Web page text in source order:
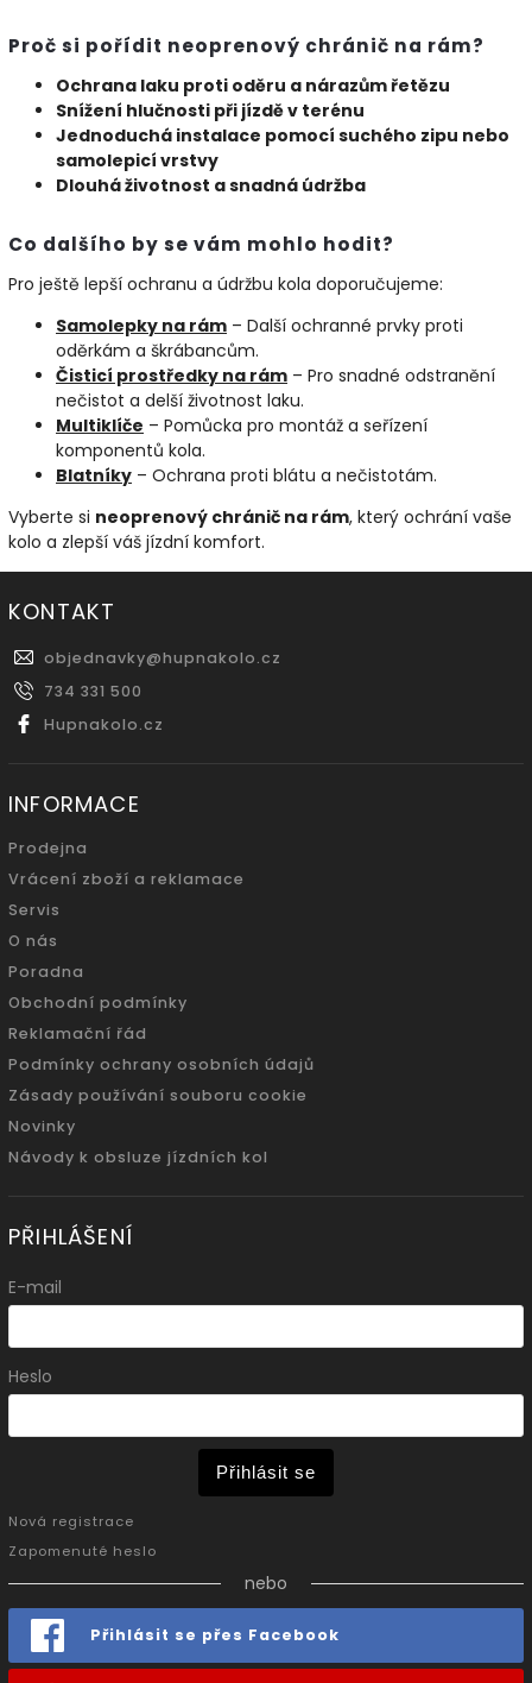
Proč si pořídit neoprenový chránič na rám?
Ochrana laku proti oděru a nárazům řetězu
Snížení hlučnosti při jízdě v terénu
Jednoduchá instalace pomocí suchého zipu nebo
samolepicí vrstvy
Dlouhá životnost a snadná údržba
Co dalšího by se vám mohlo hodit?
Pro ještě lepší ochranu a údržbu kola doporučujeme:
Samolepky na rám – Další ochranné prvky proti
oděrkám a škrábancům.
Čisticí prostředky na rám – Pro snadné odstranění
nečistot a delší životnost laku.
Multiklíče – Pomůcka pro montáž a seřízení
komponentů kola.
Blatníky – Ochrana proti blátu a nečistotám.
Vyberte si neoprenový chránič na rám, který ochrání vaše
kolo a zlepší váš jízdní komfort.
KONTAKT
objednavky@hupnakolo.cz
734 331 500
Hupnakolo.cz
INFORMACE
Prodejna
Vrácení zboží a reklamace
Servis
O nás
Poradna
Obchodní podmínky
Reklamační řád
Podmínky ochrany osobních údajů
Zásady používání souboru cookie
Novinky
Návody k obsluze jízdních kol
PŘIHLÁŠENÍ
E-mail
Heslo
Přihlásit se
Nová registrace
Zapomenuté heslo
nebo
Přihlásit se přes Facebook